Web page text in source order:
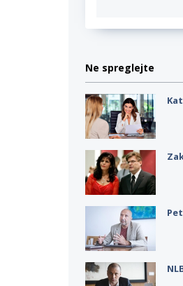
Ne spreglejte